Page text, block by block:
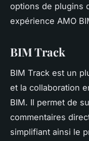
options de plugins
expérience AMO
BIM Track
BIM Track est un
et la collaboration
BIM. Il permet de
commentaires
simplifiant ainsi le